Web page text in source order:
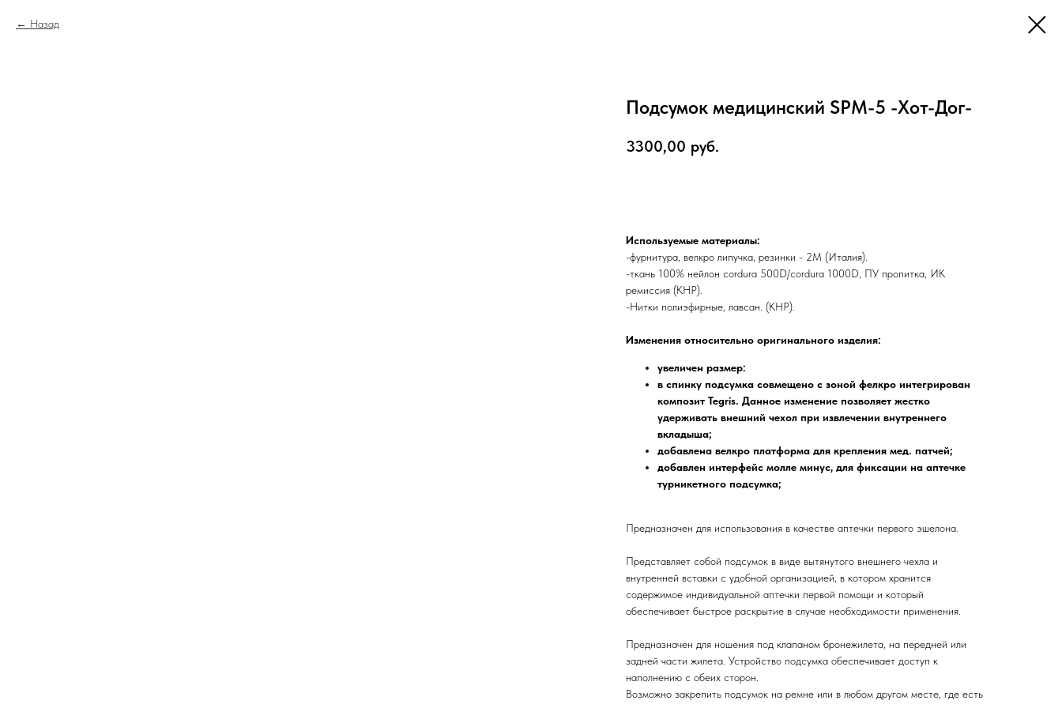
Назад
Подсумок медицинский SPM-5 -Хот-Дог-
3300,00 руб.
Используемые материалы:
-фурнитура, велкро липучка, резинки - 2М (Италия).
-ткань 100% нейлон сordura 500D/сordura 1000D, ПУ пропитка, ИК
ремиссия (КНР).
-Нитки полиэфирные, лавсан. (КНР).
Изменения относительно оригинального изделия:
увеличен размер:
в спинку подсумка совмещено с зоной фелкро интегрирован
композит Tegris. Данное изменение позволяет жестко
удерживать внешний чехол при извлечении внутреннего
вкладыша;
добавлена велкро платформа для крепления мед. патчей;
добавлен интерфейс молле минус, для фиксации на аптечке
турникетного подсумка;
Предназначен для использования в качестве аптечки первого эшелона.
Представляет собой подсумок в виде вытянутого внешнего чехла и
внутренней вставки с удобной организацией, в котором хранится
содержимое индивидуальной аптечки первой помощи и который
обеспечивает быстрое раскрытие в случае необходимости применения.
Предназначен для ношения под клапаном бронежилета, на передней или
задней части жилета. Устройство подсумка обеспечивает доступ к
наполнению с обеих сторон.
Возможно закрепить подсумок на ремне или в любом другом месте, где есть